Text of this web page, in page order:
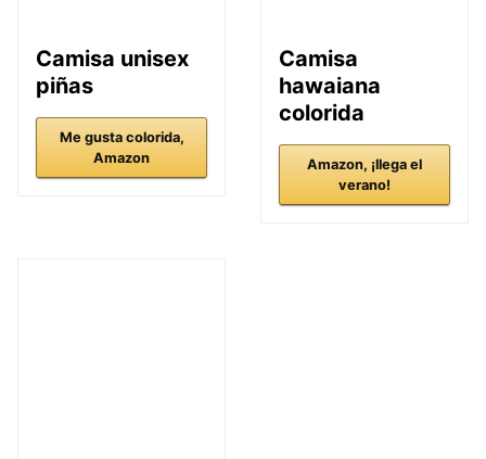
Camisa unisex
piñas
Me gusta colorida,
Amazon
Camisa
hawaiana
colorida
Amazon, ¡llega el
verano!